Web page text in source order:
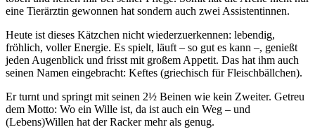
eine Tierärztin gewonnen hat sondern auch zwei Assistentinnen.
Heute ist dieses Kätzchen nicht wiederzuerkennen: lebendig,
fröhlich, voller Energie. Es spielt, läuft – so gut es kann –, genießt
jeden Augenblick und frisst mit großem Appetit. Das hat ihm auch
seinen Namen eingebracht: Keftes (griechisch für Fleischbällchen).
Er turnt und springt mit seinen 2½ Beinen wie kein Zweiter. Getreu
dem Motto: Wo ein Wille ist, da ist auch ein Weg – und
(Lebens)Willen hat der Racker mehr als genug.